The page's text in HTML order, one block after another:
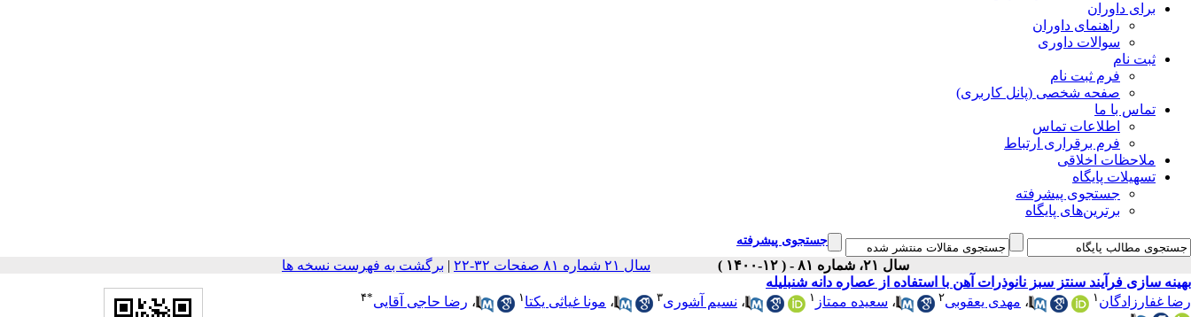
برای داوران
راهنمای داوران
سوالات داوری
ثبت نام
فرم ثبت نام
صفحه شخصی (پانل کاربری)
تماس با ما
اطلاعات تماس
فرم برقراری ارتباط
ملاحظات اخلاقی
تسهیلات پایگاه
جستجوی پیشرفته
برترین‌های پایگاه
جستجوی پیشرفته
سال ۲۱، شماره ۸۱ - ( ۱۲-۱۴۰۰ ) سال ۲۱ شماره ۸۱ صفحات ۳۲-۲۲ | برگشت به فهرست نسخه ها
بهینه سازی فرآیند سنتز سبز نانوذرات آهن با استفاده از عصاره دانه شنبلیله
رضا غفارزادگان ۱ ، مهدی یعقوبی۲ ، سعیده ممتاز ۱ ، نسیم آشوری۳ ، مونا غیاثی یکتا ۱ ، رضا حاجی آقایی*۴